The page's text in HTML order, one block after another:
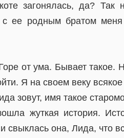
загонялась, да? Так
с ее родным братом
от ума. Бывает
Я на своем веку всякое
зовут, имя такое
жуткая история.
свыклась она, Лида, что